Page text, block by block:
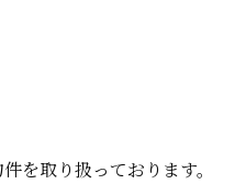
を取り扱っております。